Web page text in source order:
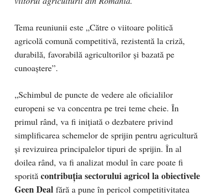
Tema reuniunii este „Către o viitoare politică
agricolă comună competitivă, rezistentă la criză,
durabilă, favorabilă agricultorilor și bazată pe
cunoaștere”.
„Schimbul de puncte de vedere ale oficialilor
europeni se va concentra pe trei teme cheie. În
primul rând, va fi inițiată o dezbatere privind
simplificarea schemelor de sprijin pentru agricultură
și revizuirea principalelor tipuri de sprijin. În al
doilea rând, va fi analizat modul în care poate fi
sporită contribuția sectorului agricol la obiectivele
Geen Deal fără a pune în pericol competitivitatea